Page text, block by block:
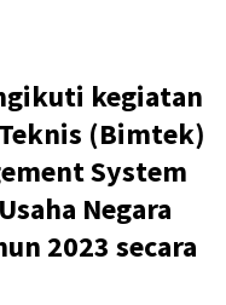
kegiatan
(Bimtek)
System
Negara
2023 secara